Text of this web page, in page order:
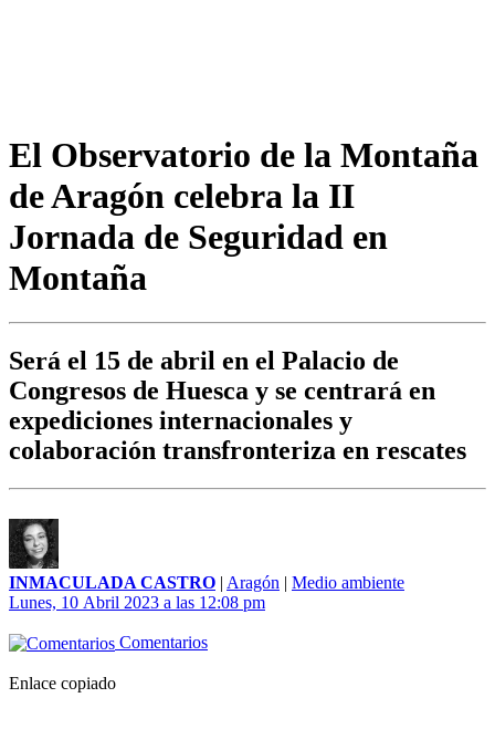
El Observatorio de la Montaña
de Aragón celebra la II
Jornada de Seguridad en
Montaña
Será el 15 de abril en el Palacio de
Congresos de Huesca y se centrará en
expediciones internacionales y
colaboración transfronteriza en rescates
INMACULADA CASTRO | Aragón | Medio ambiente
Lunes, 10 Abril 2023 a las 12:08 pm
Comentarios
Enlace copiado